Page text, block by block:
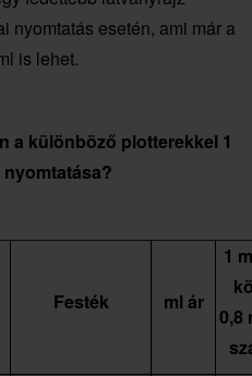
nyomtatás esetén, ami már a
is lehet.
a különböző plotterekkel 1
Festék ml ár
1
0,8